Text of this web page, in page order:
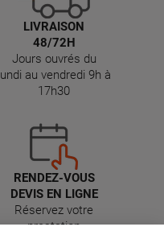
LIVRAISON
48/72H
Jours ouvrés du
lundi au vendredi 9h à
17h30
RENDEZ-VOUS
DEVIS EN LIGNE
Réservez votre
prestation